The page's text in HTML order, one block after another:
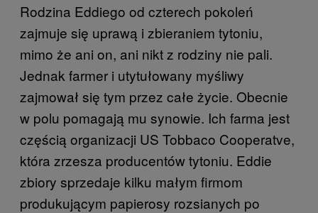
Rodzina Eddiego od czterech pokoleń
zajmuje się uprawą i zbieraniem tytoniu,
mimo że ani on, ani nikt z rodziny nie pali.
Jednak farmer i utytułowany myśliwy
zajmował się tym przez całe życie. Obecnie
w polu pomagają mu synowie. Ich farma jest
częścią organizacji US Tobbaco Cooperatve,
która zrzesza producentów tytoniu. Eddie
zbiory sprzedaje kilku małym firmom
produkującym papierosy rozsianych po